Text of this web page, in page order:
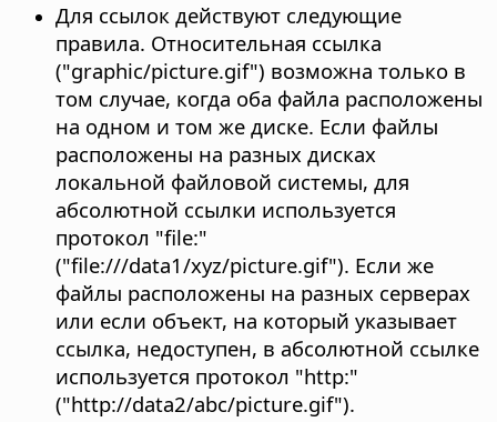
Для ссылок действуют следующие
правила. Относительная ссылка
("graphic/picture.gif") возможна только в
том случае, когда оба файла расположены
на одном и том же диске. Если файлы
расположены на разных дисках
локальной файловой системы, для
абсолютной ссылки используется
протокол "file:"
("file:///data1/xyz/picture.gif"). Если же
файлы расположены на разных серверах
или если объект, на который указывает
ссылка, недоступен, в абсолютной ссылке
используется протокол "http:"
("http://data2/abc/picture.gif").